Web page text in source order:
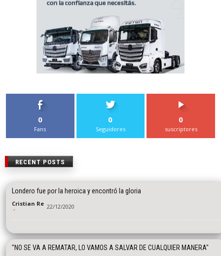
0
Fans
0
Seguidores
0
suscriptores
RECENT POSTS
Londero fue por la heroica y encontró la gloria
Cristian Re
- 22/12/2020
"NO SE VA A REMATAR, LO VAMOS A SALVAR DE CUALQUIER MANERA"